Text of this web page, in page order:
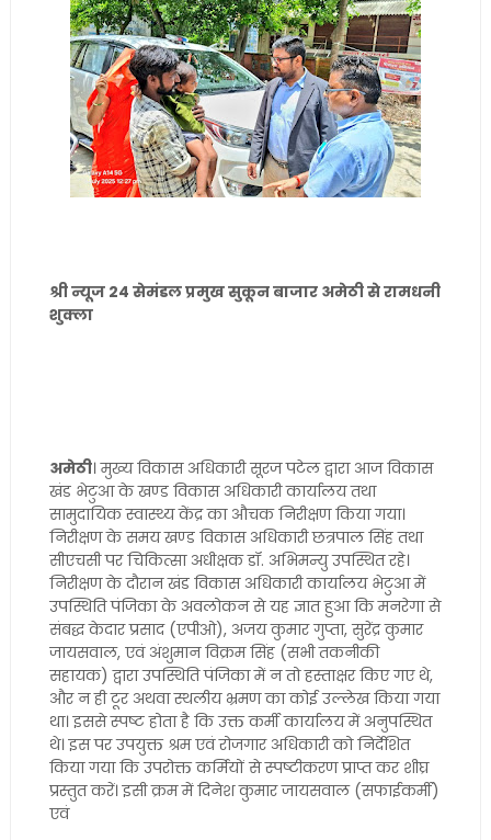
श्री न्यूज 24 सेमंडल प्रमुख सुकून बाजार अमेठी से रामधनी
शुक्ला
अमेठी। मुख्य विकास अधिकारी सूरज पटेल द्वारा आज विकास
खंड भेटुआ के खण्ड विकास अधिकारी कार्यालय तथा
सामुदायिक स्वास्थ्य केंद्र का औचक निरीक्षण किया गया।
निरीक्षण के समय खण्ड विकास अधिकारी छत्रपाल सिंह तथा
सीएचसी पर चिकित्सा अधीक्षक डॉ. अभिमन्यु उपस्थित रहे।
निरीक्षण के दौरान खंड विकास अधिकारी कार्यालय भेटुआ में
उपस्थिति पंजिका के अवलोकन से यह ज्ञात हुआ कि मनरेगा से
संबद्ध केदार प्रसाद (एपीओ), अजय कुमार गुप्ता, सुरेंद्र कुमार
जायसवाल, एवं अंशुमान विक्रम सिंह (सभी तकनीकी
सहायक) द्वारा उपस्थिति पंजिका में न तो हस्ताक्षर किए गए थे,
और न ही टूर अथवा स्थलीय भ्रमण का कोई उल्लेख किया गया
था। इससे स्पष्ट होता है कि उक्त कर्मी कार्यालय में अनुपस्थित
थे। इस पर उपयुक्त श्रम एवं रोजगार अधिकारी को निर्देशित
किया गया कि उपरोक्त कर्मियों से स्पष्टीकरण प्राप्त कर शीघ्र
प्रस्तुत करें। इसी क्रम में दिनेश कुमार जायसवाल (सफाईकर्मी)
एवं